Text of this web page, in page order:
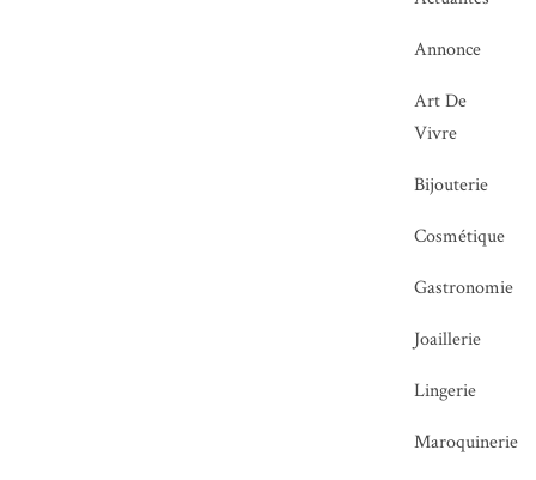
Annonce
Art De
Vivre
Bijouterie
Cosmétique
Gastronomie
Joaillerie
Lingerie
Maroquinerie